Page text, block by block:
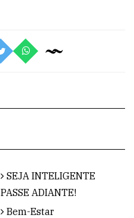
SEJA INTELIGENTE
PASSE ADIANTE!
Bem-Estar